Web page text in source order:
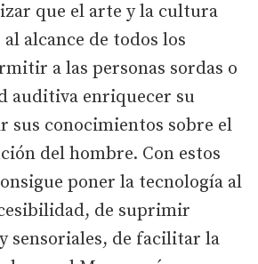
que el arte y la cultura
alcance de todos los
a las personas sordas o
auditiva enriquecer su
sus conocimientos sobre el
del hombre. Con estos
poner la tecnología al
de suprimir
sensoriales, de facilitar la